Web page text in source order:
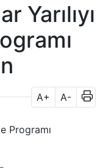
Yarılıyı
A+ A-
Programı